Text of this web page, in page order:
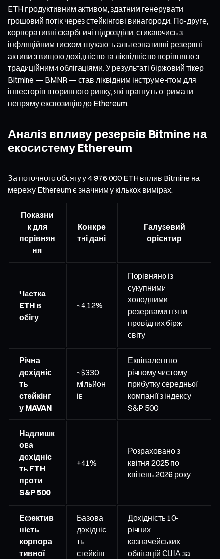
ETH продуктивним активом, здатним генерувати
грошовий потік через стейкінгові винагороди. По-друге,
корпоративні скарбничі підрозділи, стикаючись з
інфляційним тиском, шукають альтернативні резервні
активи з вищою дохідністю та ліквідністю порівняно з
традиційними облігаціями. У результаті біржовий тікер
Bitmine — BMNR — став ліквідним інструментом для
інвесторів вторинного ринку, які прагнуть отримати
непряму експозицію до Ethereum.
Аналіз впливу резервів Bitmine на
екосистему Ethereum
За поточного обсягу у 4 976 000 ETH вплив Bitmine на
мережу Ethereum є значним у кількох вимірах.
Показни
к для
порівнян
ня
Конкре
тні дані
Галузевий
орієнтир
Частка
ETH в
обігу
~4,12%
Порівняно із
сукупними
холодними
резервами п’яти
провідних бірж
світу
Річна
дохідніс
ть
стейкінг
у MAVAN
~$330
мільйон
ів
Еквівалентно
річному чистому
прибутку середньої
компанії з індексу
S&P 500
Надлишк
ова
дохідніс
ть ETH
проти
S&P 500
+41%
Розраховано з
квітня 2025 по
квітень 2026 року
Ефектив
ність
корпора
тивної
Базова
дохідніс
ть
стейкінг
Дохідність 10-
річних
казначейських
облігацій США за